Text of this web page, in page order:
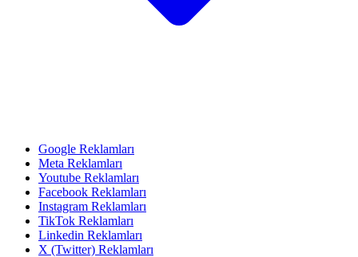
Google Reklamları
Meta Reklamları
Youtube Reklamları
Facebook Reklamları
Instagram Reklamları
TikTok Reklamları
Linkedin Reklamları
X (Twitter) Reklamları